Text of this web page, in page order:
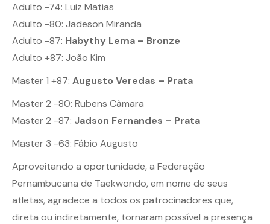
Adulto -74: Luiz Matias
Adulto -80: Jadeson Miranda
Adulto -87: Habythy Lema – Bronze
Adulto +87: João Kim
Master 1 +87: Augusto Veredas – Prata
Master 2 -80: Rubens Câmara
Master 2 -87: Jadson Fernandes – Prata
Master 3 -63: Fábio Augusto
Aproveitando a oportunidade, a Federação
Pernambucana de Taekwondo, em nome de seus
atletas, agradece a todos os patrocinadores que,
direta ou indiretamente, tornaram possível a presença